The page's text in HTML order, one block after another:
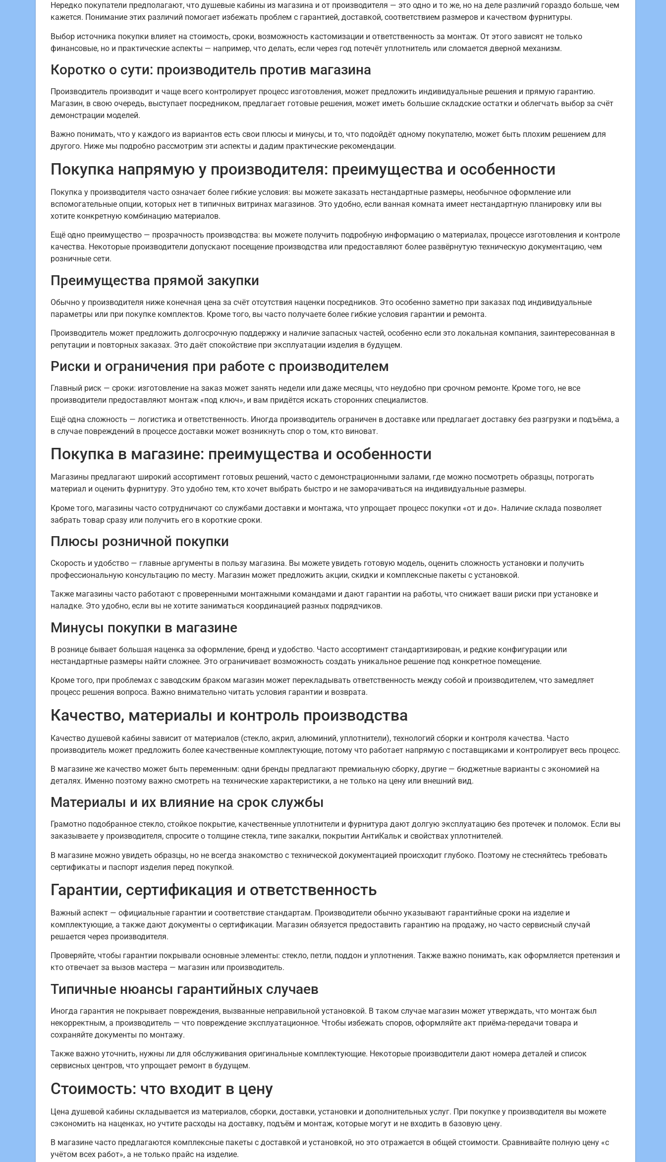
Нередко покупатели предполагают, что душевые кабины из магазина и от производителя — это одно и то же, но на деле различий гораздо больше, чем
кажется. Понимание этих различий помогает избежать проблем с гарантией, доставкой, соответствием размеров и качеством фурнитуры.
Выбор источника покупки влияет на стоимость, сроки, возможность кастомизации и ответственность за монтаж. От этого зависят не только
финансовые, но и практические аспекты — например, что делать, если через год потечёт уплотнитель или сломается дверной механизм.
Коротко о сути: производитель против магазина
Производитель производит и чаще всего контролирует процесс изготовления, может предложить индивидуальные решения и прямую гарантию.
Магазин, в свою очередь, выступает посредником, предлагает готовые решения, может иметь большие складские остатки и облегчать выбор за счёт
демонстрации моделей.
Важно понимать, что у каждого из вариантов есть свои плюсы и минусы, и то, что подойдёт одному покупателю, может быть плохим решением для
другого. Ниже мы подробно рассмотрим эти аспекты и дадим практические рекомендации.
Покупка напрямую у производителя: преимущества и особенности
Покупка у производителя часто означает более гибкие условия: вы можете заказать нестандартные размеры, необычное оформление или
вспомогательные опции, которых нет в типичных витринах магазинов. Это удобно, если ванная комната имеет нестандартную планировку или вы
хотите конкретную комбинацию материалов.
Ещё одно преимущество — прозрачность производства: вы можете получить подробную информацию о материалах, процессе изготовления и контроле
качества. Некоторые производители допускают посещение производства или предоставляют более развёрнутую техническую документацию, чем
розничные сети.
Преимущества прямой закупки
Обычно у производителя ниже конечная цена за счёт отсутствия наценки посредников. Это особенно заметно при заказах под индивидуальные
параметры или при покупке комплектов. Кроме того, вы часто получаете более гибкие условия гарантии и ремонта.
Производитель может предложить долгосрочную поддержку и наличие запасных частей, особенно если это локальная компания, заинтересованная в
репутации и повторных заказах. Это даёт спокойствие при эксплуатации изделия в будущем.
Риски и ограничения при работе с производителем
Главный риск — сроки: изготовление на заказ может занять недели или даже месяцы, что неудобно при срочном ремонте. Кроме того, не все
производители предоставляют монтаж «под ключ», и вам придётся искать сторонних специалистов.
Ещё одна сложность — логистика и ответственность. Иногда производитель ограничен в доставке или предлагает доставку без разгрузки и подъёма, а
в случае повреждений в процессе доставки может возникнуть спор о том, кто виноват.
Покупка в магазине: преимущества и особенности
Магазины предлагают широкий ассортимент готовых решений, часто с демонстрационными залами, где можно посмотреть образцы, потрогать
материал и оценить фурнитуру. Это удобно тем, кто хочет выбрать быстро и не заморачиваться на индивидуальные размеры.
Кроме того, магазины часто сотрудничают со службами доставки и монтажа, что упрощает процесс покупки «от и до». Наличие склада позволяет
забрать товар сразу или получить его в короткие сроки.
Плюсы розничной покупки
Скорость и удобство — главные аргументы в пользу магазина. Вы можете увидеть готовую модель, оценить сложность установки и получить
профессиональную консультацию по месту. Магазин может предложить акции, скидки и комплексные пакеты с установкой.
Также магазины часто работают с проверенными монтажными командами и дают гарантии на работы, что снижает ваши риски при установке и
наладке. Это удобно, если вы не хотите заниматься координацией разных подрядчиков.
Минусы покупки в магазине
В рознице бывает большая наценка за оформление, бренд и удобство. Часто ассортимент стандартизирован, и редкие конфигурации или
нестандартные размеры найти сложнее. Это ограничивает возможность создать уникальное решение под конкретное помещение.
Кроме того, при проблемах с заводским браком магазин может перекладывать ответственность между собой и производителем, что замедляет
процесс решения вопроса. Важно внимательно читать условия гарантии и возврата.
Качество, материалы и контроль производства
Качество душевой кабины зависит от материалов (стекло, акрил, алюминий, уплотнители), технологий сборки и контроля качества. Часто
производитель может предложить более качественные комплектующие, потому что работает напрямую с поставщиками и контролирует весь процесс.
В магазине же качество может быть переменным: одни бренды предлагают премиальную сборку, другие — бюджетные варианты с экономией на
деталях. Именно поэтому важно смотреть на технические характеристики, а не только на цену или внешний вид.
Материалы и их влияние на срок службы
Грамотно подобранное стекло, стойкое покрытие, качественные уплотнители и фурнитура дают долгую эксплуатацию без протечек и поломок. Если вы
заказываете у производителя, спросите о толщине стекла, типе закалки, покрытии АнтиКальк и свойствах уплотнителей.
В магазине можно увидеть образцы, но не всегда знакомство с технической документацией происходит глубоко. Поэтому не стесняйтесь требовать
сертификаты и паспорт изделия перед покупкой.
Гарантии, сертификация и ответственность
Важный аспект — официальные гарантии и соответствие стандартам. Производители обычно указывают гарантийные сроки на изделие и
комплектующие, а также дают документы о сертификации. Магазин обязуется предоставить гарантию на продажу, но часто сервисный случай
решается через производителя.
Проверяйте, чтобы гарантии покрывали основные элементы: стекло, петли, поддон и уплотнения. Также важно понимать, как оформляется претензия и
кто отвечает за вызов мастера — магазин или производитель.
Типичные нюансы гарантийных случаев
Иногда гарантия не покрывает повреждения, вызванные неправильной установкой. В таком случае магазин может утверждать, что монтаж был
некорректным, а производитель — что повреждение эксплуатационное. Чтобы избежать споров, оформляйте акт приёма-передачи товара и
сохраняйте документы по монтажу.
Также важно уточнить, нужны ли для обслуживания оригинальные комплектующие. Некоторые производители дают номера деталей и список
сервисных центров, что упрощает ремонт в будущем.
Стоимость: что входит в цену
Цена душевой кабины складывается из материалов, сборки, доставки, установки и дополнительных услуг. При покупке у производителя вы можете
сэкономить на наценках, но учтите расходы на доставку, подъём и монтаж, которые могут и не входить в базовую цену.
В магазине часто предлагаются комплексные пакеты с доставкой и установкой, но это отражается в общей стоимости. Сравнивайте полную цену «с
учётом всех работ», а не только прайс на изделие.